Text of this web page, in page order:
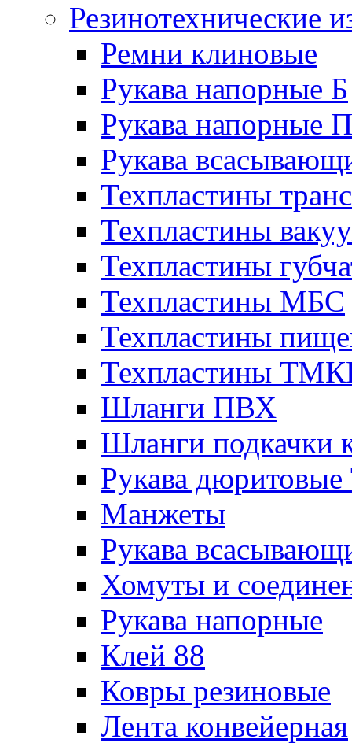
Резинотехнические
Ремни клиновые
Рукава напорные Б
Рукава напорные П
Рукава
Техпластины
Техпластины
Техпластины
Техпластины МБС
Техпластины
Техпластины
Шланги ПВХ
Шланги подкачки
Рукава
Манжеты
Рукава
Хомуты и
Рукава напорные
Клей 88
Ковры резиновые
Лента конвейерная